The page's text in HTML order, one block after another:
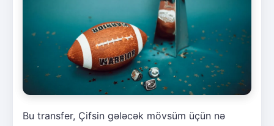
Bu transfer, Çifsin gələcək mövsüm üçün nə